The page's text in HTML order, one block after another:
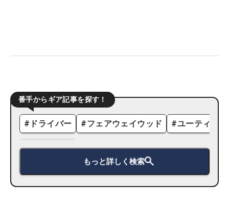
番手からギア記事を探す！
# ドライバー #フェアウェイウッド #ユーティリ
もっと詳しく検索